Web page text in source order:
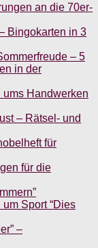
an die 70er-
Bingokarten in 3
– 5
in der
ums Handwerken
– Rätsel- und
für
für die
Sport “Dies
–